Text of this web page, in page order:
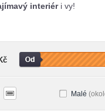
interiéri vy!
Malé